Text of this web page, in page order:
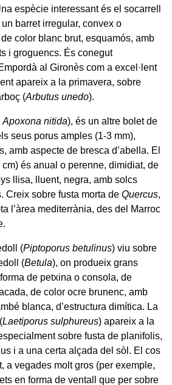
espècie interessant és el socarrell
barret irregular, convex o
color blanc brut, esquamós, amb
i groguencs. És conegut
al Gironès com a excel·lent
apareix a la primavera, sobre
(Arbutus unedo).
Apoxona nitida), és un altre bolet de
seus porus amples (1-3 mm),
amb aspecte de bresca d’abella. El
és anual o perenne, dimidiat, de
llisa, lluent, negra, amb solcs
Creix sobre fusta morta de Quercus,
l’àrea mediterrània, des del Marroc
(Piptoporus betulinus) viu sobre
(Betula), on produeix grans
de petxina o consola, de
de color ocre brunenc, amb
blanca, d’estructura dimítica. La
Laetiporus sulphureus) apareix a la
sobre fusta de planifolis,
i a una certa alçada del sòl. El cos
a vegades molt gros (per exemple,
en forma de ventall que per sobre